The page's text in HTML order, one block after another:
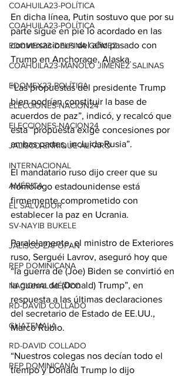
COAHUILA23-POLÍTICA
COAHUILA23-POLÍTICA
EDOMEX23-DELFINA GÓMEZ
COAHUILA23-MANOLO JIMÉNEZ SALINAS
EDOMEX23-POLÍTICA
ELECCIONES-NACION24
ELECCIONES-NACION24
JALISCO-ENRIQUE ALFARO
INTERNACIONAL
AMÉRICA
EL SALVADOR
SV-NAYIB BUKELE
JALISCO-ZAPOPAN
REP DOMINICANA
NACIONAL MÉXICO
RD-DAVID COLLADO
GUATEMALA
RD-DAVID COLLADO
REP DOMINICANA
En dicha línea, Putin sostuvo que por su
parte sigue en pie lo acordado en las
conversaciones del año pasado con
Trump en Anchorage, Alaska.
“Las propuestas del presidente Trump
bien podrían constituir la base de
acuerdos de paz”, indicó, y recalcó que
esta “propuesta exige concesiones por
ambas partes, incluida Rusia”.
El mandatario ruso dijo creer que su
homólogo estadounidense está
firmemente comprometido con
establecer la paz en Ucrania.
Paralelamente, el ministro de Exteriores
ruso, Serguéi Lavrov, aseguró hoy que
“la guerra de (Joe) Biden se convirtió en
la guerra de (Donald) Trump”, en
respuesta a las últimas declaraciones
del secretario de Estado de EE.UU.,
Marco Rubio.
“Nuestros colegas nos decían todo el
tiempo y Donald Trump lo dijo